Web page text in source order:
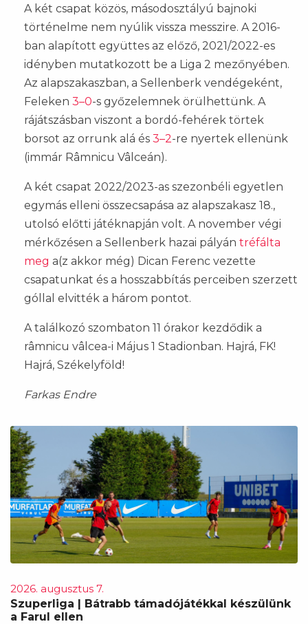
A két csapat közös, másodosztályú bajnoki
történelme nem nyúlik vissza messzire. A 2016-
ban alapított együttes az előző, 2021/2022-es
idényben mutatkozott be a Liga 2 mezőnyében.
Az alapszakaszban, a Sellenberk vendégeként,
Feleken 3–0-s győzelemnek örülhettünk. A
rájátszásban viszont a bordó-fehérek törtek
borsot az orrunk alá és 3–2-re nyertek ellenünk
(immár Râmnicu Vâlceán).
A két csapat 2022/2023-as szezonbéli egyetlen
egymás elleni összecsapása az alapszakasz 18.,
utolsó előtti játéknapján volt. A november végi
mérkőzésen a Sellenberk hazai pályán tréfálta
meg a(z akkor még) Dican Ferenc vezette
csapatunkat és a hosszabbítás perceiben szerzett
góllal elvitték a három pontot.
A találkozó szombaton 11 órakor kezdődik a
râmnicu vâlcea-i Május 1 Stadionban. Hajrá, FK!
Hajrá, Székelyföld!
Farkas Endre
2026. augusztus 7.
Szuperliga | Bátrabb támadójátékkal készülünk
a Farul ellen